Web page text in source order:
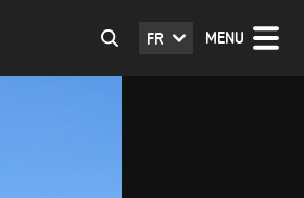
MENU
FR